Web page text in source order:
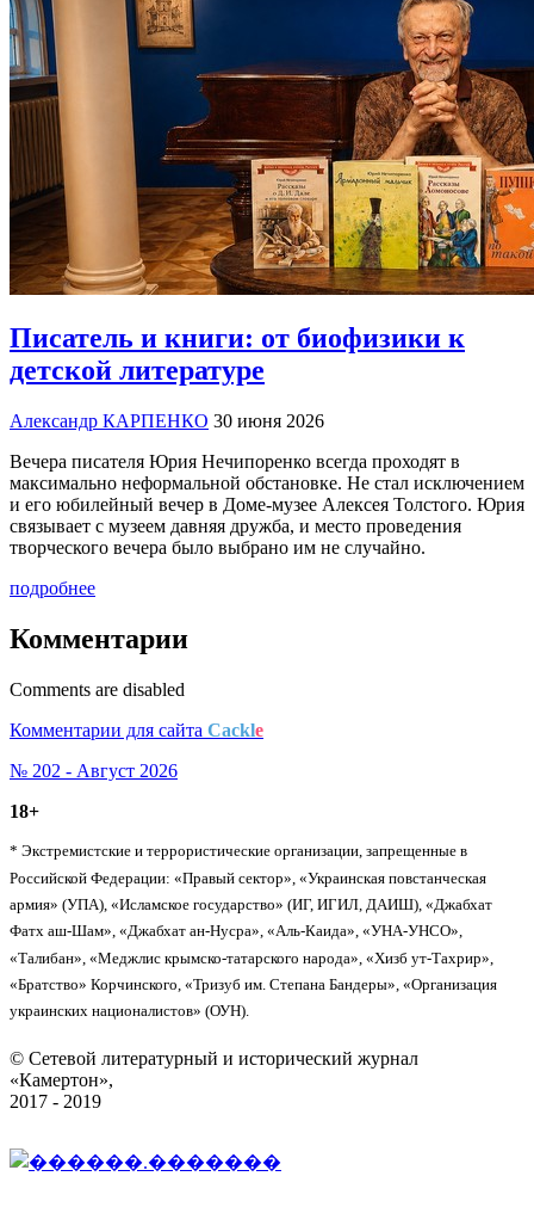
Писатель и книги: от биофизики к
детской литературе
Александр КАРПЕНКО 30 июня 2026
Вечера писателя Юрия Нечипоренко всегда проходят в
максимально неформальной обстановке. Не стал исключением
и его юбилейный вечер в Доме-музее Алексея Толстого. Юрия
связывает с музеем давняя дружба, и место проведения
творческого вечера было выбрано им не случайно.
подробнее
Комментарии
Comments are disabled
Комментарии для сайта Cackle
№ 202 - Август 2026
18+
* Экстремистские и террористические организации, запрещенные в
Российской Федерации: «Правый сектор», «Украинская повстанческая
армия» (УПА), «Исламское государство» (ИГ, ИГИЛ, ДАИШ), «Джабхат
Фатх аш-Шам», «Джабхат ан-Нусра», «Аль-Каида», «УНА-УНСО»,
«Талибан», «Меджлис крымско-татарского народа», «Хизб ут-Тахрир»,
«Братство» Корчинского, «Тризуб им. Степана Бандеры», «Организация
украинских националистов» (ОУН).
© Сетевой литературный и исторический журнал
«Камертон»,
2017 - 2019